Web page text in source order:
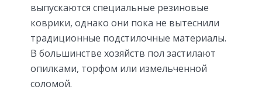
выпускаются специальные резиновые
коврики, однако они пока не вытеснили
традиционные подстилочные материалы.
В большинстве хозяйств пол застилают
опилками, торфом или измельченной
соломой.